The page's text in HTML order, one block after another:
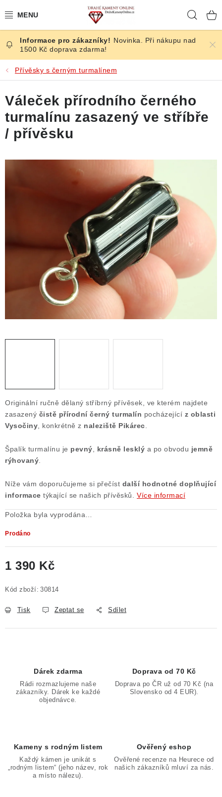
na
ČESKÉ KAMENY
ŠPERKY
KAMENY ZE SVĚTA
BROUŠENÉ
NALEZIŠTĚ
NÁŠ PŘÍBĚH
VIDEOGALERIE
Výkup minerálů a drahých kamenů
Formulář pro uplatnění reklamace
Poučení o právu na odstoupení od smlouvy
Novinka. Při nákupu nad
1500 Kč doprava zdarma!
Přívěsky s černým turmalínem
Originální ručně dělaný stříbrný přívěsek, ve kterém najdete
zasazený čistě přírodní černý turmalín pocházející z oblasti
Vysočiny , konkrétně z naleziště Pikárec
Špalík turmalínu je pevný krásně lesklý a po obvodu jemně
rýhovaný
Níže vám doporučujeme si přečíst další hodnotné doplňující
informace týkající se našich přívěsků. Více informací
Položka byla vyprodána…
Prodáno
1 390 Kč
Kód zboží: 30814
Tisk Zeptat se Sdílet
Váleček přírodního černého
turmalínu zasazený ve stříbře
/ přívěsku
Dárek zdarma
Rádi rozmazlujeme naše
zákazníky. Dárek ke každé
objednávce.
Doprava od 70 Kč
Doprava po ČR už od 70 Kč (na
Slovensko od 4 EUR).
Kameny s rodným listem
Každý kámen je unikát s
„rodným listem“ (jeho název, rok
a místo nálezu).
Ověřený eshop
Ověřené recenze na Heurece od
našich zákazníků mluví za nás.